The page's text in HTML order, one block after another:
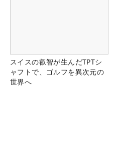
スイスの叡智が生んだTPTシ
ャフトで、ゴルフを異次元の
世界へ